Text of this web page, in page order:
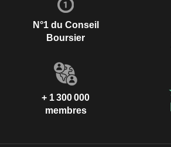
N°1 du Conseil
Boursier
+ 1 300 000
membres